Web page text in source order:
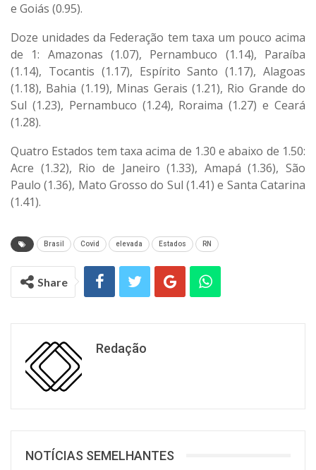
e Goiás (0.95).
Doze unidades da Federação tem taxa um pouco acima
de 1: Amazonas (1.07), Pernambuco (1.14), Paraíba
(1.14), Tocantis (1.17), Espírito Santo (1.17), Alagoas
(1.18), Bahia (1.19), Minas Gerais (1.21), Rio Grande do
Sul (1.23), Pernambuco (1.24), Roraima (1.27) e Ceará
(1.28).
Quatro Estados tem taxa acima de 1.30 e abaixo de 1.50:
Acre (1.32), Rio de Janeiro (1.33), Amapá (1.36), São
Paulo (1.36), Mato Grosso do Sul (1.41) e Santa Catarina
(1.41).
Brasil Covid elevada Estados RN
Share
Redação
NOTÍCIAS SEMELHANTES